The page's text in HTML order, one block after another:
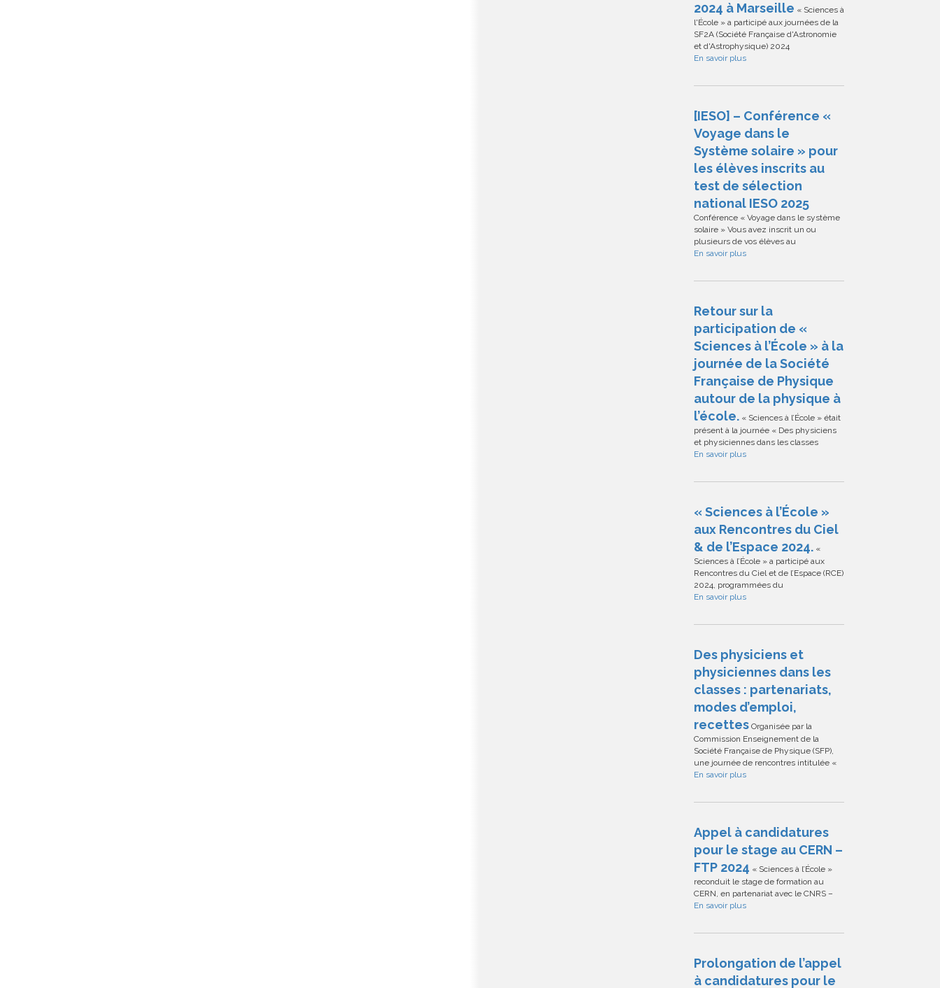
2024 à Marseille « Sciences à
l'École » a participé aux journées de la
SF2A (Société Française d'Astronomie
et d'Astrophysique) 2024
En savoir plus
[IESO] – Conférence «
Voyage dans le
Système solaire » pour
les élèves inscrits au
test de sélection
national IESO 2025
Conférence « Voyage dans le système
solaire » Vous avez inscrit un ou
plusieurs de vos élèves au
En savoir plus
Retour sur la
participation de «
Sciences à l’École » à la
journée de la Société
Française de Physique
autour de la physique à
l’école. « Sciences à l’École » était
présent à la journée « Des physiciens
et physiciennes dans les classes
En savoir plus
« Sciences à l’École »
aux Rencontres du Ciel
& de l’Espace 2024. «
Sciences à l’École » a participé aux
Rencontres du Ciel et de l’Espace (RCE)
2024, programmées du
En savoir plus
Des physiciens et
physiciennes dans les
classes : partenariats,
modes d’emploi,
recettes Organisée par la
Commission Enseignement de la
Société Française de Physique (SFP),
une journée de rencontres intitulée «
En savoir plus
Appel à candidatures
pour le stage au CERN –
FTP 2024 « Sciences à l’École »
reconduit le stage de formation au
CERN, en partenariat avec le CNRS –
En savoir plus
Prolongation de l’appel
à candidatures pour le